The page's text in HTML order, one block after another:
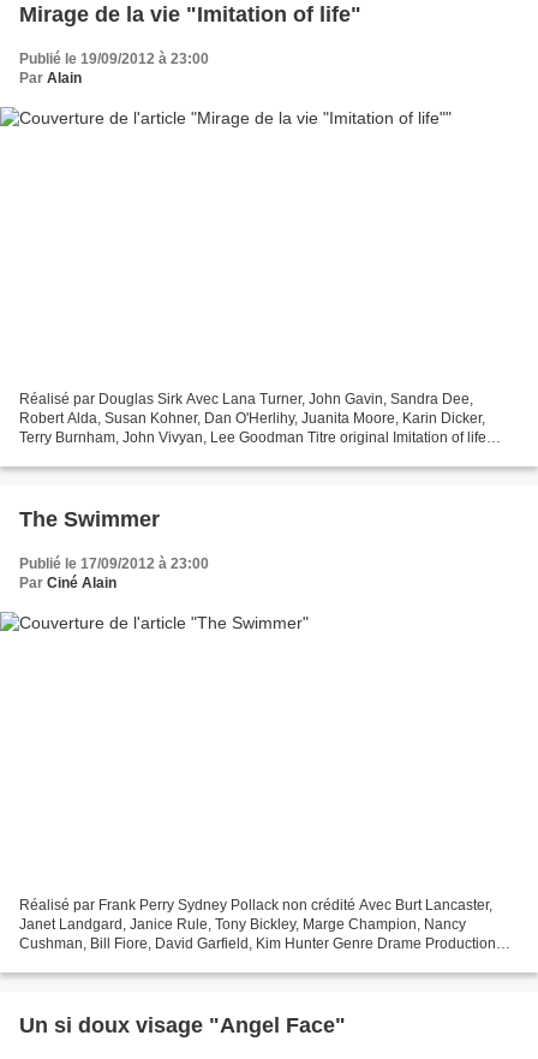
Mirage de la vie "Imitation of life"
Publié le 19/09/2012 à 23:00
Par Alain
Réalisé par Douglas Sirk Avec Lana Turner, John Gavin, Sandra Dee,
Robert Alda, Susan Kohner, Dan O'Herlihy, Juanita Moore, Karin Dicker,
Terry Burnham, John Vivyan, Lee Goodman Titre original Imitation of life
The Swimmer
Publié le 17/09/2012 à 23:00
Par Ciné Alain
Réalisé par Frank Perry Sydney Pollack non crédité Avec Burt Lancaster,
Janet Landgard, Janice Rule, Tony Bickley, Marge Champion, Nancy
Cushman, Bill Fiore, David Garfield, Kim Hunter Genre Drame Production
Un si doux visage "Angel Face"